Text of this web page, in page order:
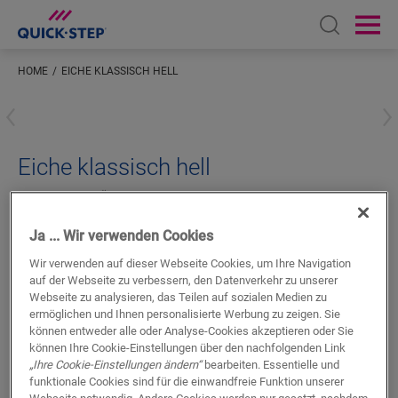
Open
HOME EICHE KLASSISCH HELL
Eiche klassisch hell
LAMINAT-ZUBEHÖR SCOTIA QSSCOT05787
Schönes Finish
Farblich abgestimmt auf Ihren Boden
Kratzfeste Nutzschicht
Ja ... Wir verwenden Cookies
Wir verwenden auf dieser Webseite Cookies, um Ihre Navigation
auf der Webseite zu verbessern, den Datenverkehr zu unserer
Webseite zu analysieren, das Teilen auf sozialen Medien zu
ermöglichen und Ihnen personalisierte Werbung zu zeigen. Sie
können entweder alle oder Analyse-Cookies akzeptieren oder Sie
können Ihre Cookie-Einstellungen über den nachfolgenden Link
„Ihre Cookie-Einstellungen ändern“bearbeiten. Essentielle und
funktionale Cookies sind für die einwandfreie Funktion unserer